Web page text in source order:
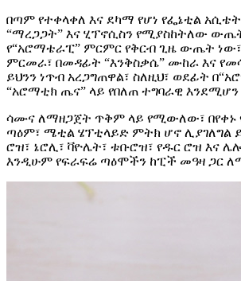
በጣም የተቀላቀለ እና ደካማ የሆነ የፌኔቲል
“ማረጋጋት” እና ሂፕኖሲስን የሚያስከትለው
የ“አሮማቴራፒ” ምርምር የቅርብ ጊዜ ውጤት
ምርመራ፣ በመዳፊት “እንቅስቃሴ” ሙከራ እና
ይህንን ነጥብ አረጋግጠዋል፣ ስለዚህ፣ ወደፊት
“አሮማቲክ ጤና” ላይ የበለጠ ተግባራዊ
ሳሙና ለማዘጋጀት ጥቅም ላይ የሚውለው፣
ጣዕም፣ ሜቲል ሄፕቲላይድ ምትክ ሆኖ ሊያገለግል
ሮዝ፣ ኔሮሊ፣ ቫዮሌት፣ ቱቡሮዝ፣ የዱር ሮዝ እና
እንዲሁም የፍራፍሬ ጣዕሞችን ከፒች መዓዛ ጋር